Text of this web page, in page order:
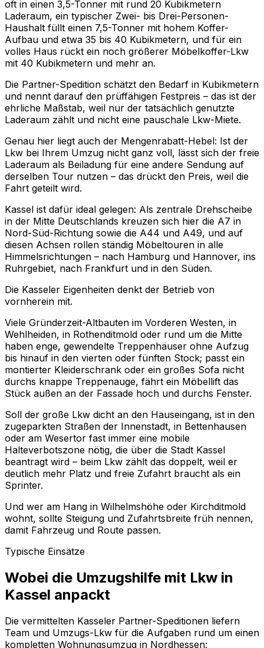
oft in einen 3,5-Tonner mit rund 20 Kubikmetern
Laderaum, ein typischer Zwei- bis Drei-Personen-
Haushalt füllt einen 7,5-Tonner mit hohem Koffer-
Aufbau und etwa 35 bis 40 Kubikmetern, und für ein
volles Haus rückt ein noch größerer Möbelkoffer-Lkw
mit 40 Kubikmetern und mehr an.
Die Partner-Spedition schätzt den Bedarf in Kubikmetern
und nennt darauf den prüffähigen Festpreis – das ist der
ehrliche Maßstab, weil nur der tatsächlich genutzte
Laderaum zählt und nicht eine pauschale Lkw-Miete.
Genau hier liegt auch der Mengenrabatt-Hebel: Ist der
Lkw bei Ihrem Umzug nicht ganz voll, lässt sich der freie
Laderaum als Beiladung für eine andere Sendung auf
derselben Tour nutzen – das drückt den Preis, weil die
Fahrt geteilt wird.
Kassel ist dafür ideal gelegen: Als zentrale Drehscheibe
in der Mitte Deutschlands kreuzen sich hier die A7 in
Nord-Süd-Richtung sowie die A44 und A49, und auf
diesen Achsen rollen ständig Möbeltouren in alle
Himmelsrichtungen – nach Hamburg und Hannover, ins
Ruhrgebiet, nach Frankfurt und in den Süden.
Die Kasseler Eigenheiten denkt der Betrieb von
vornherein mit.
Viele Gründerzeit-Altbauten im Vorderen Westen, in
Wehlheiden, in Rothenditmold oder rund um die Mitte
haben enge, gewendelte Treppenhäuser ohne Aufzug
bis hinauf in den vierten oder fünften Stock; passt ein
montierter Kleiderschrank oder ein großes Sofa nicht
durchs knappe Treppenauge, fährt ein Möbellift das
Stück außen an der Fassade hoch und durchs Fenster.
Soll der große Lkw dicht an den Hauseingang, ist in den
zugeparkten Straßen der Innenstadt, in Bettenhausen
oder am Wesertor fast immer eine mobile
Halteverbotszone nötig, die über die Stadt Kassel
beantragt wird – beim Lkw zählt das doppelt, weil er
deutlich mehr Platz und freie Zufahrt braucht als ein
Sprinter.
Und wer am Hang in Wilhelmshöhe oder Kirchditmold
wohnt, sollte Steigung und Zufahrtsbreite früh nennen,
damit Fahrzeug und Route passen.
Typische Einsätze
Wobei die Umzugshilfe mit Lkw in
Kassel anpackt
Die vermittelten Kasseler Partner-Speditionen liefern
Team und Umzugs-Lkw für die Aufgaben rund um einen
kompletten Wohnungsumzug in Nordhessen: